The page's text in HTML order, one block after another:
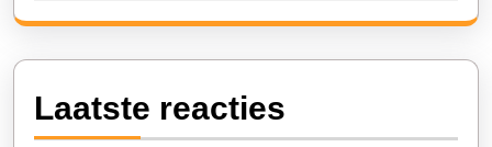
Laatste reacties